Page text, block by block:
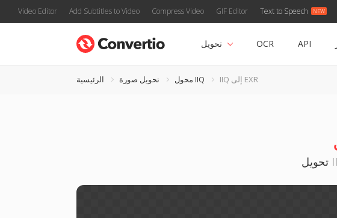
Video Editor Add Subtitles to Video Compress Video GIF Editor Text to Speech
تحويل OCR API
الرئيسية تحويل صورة محول IIQ IIQ إلى EXR